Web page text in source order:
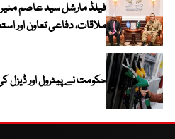
فیلڈ مارشل سید عاصم منیر
ملاقات، دفاعی تعاون اور
حکومت نے پیٹرول اور